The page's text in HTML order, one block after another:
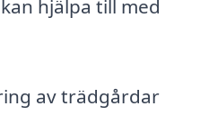
hjälpa till med
av trädgårdar